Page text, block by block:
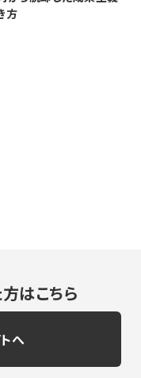
方
はこちら
へ